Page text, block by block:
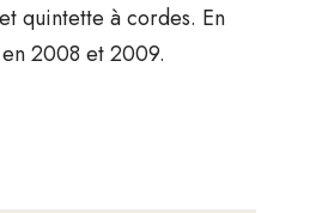
quintette à cordes. En
2008 et 2009.